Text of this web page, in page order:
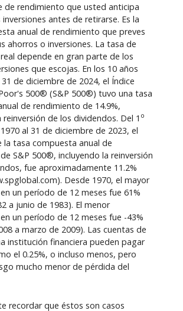
de rendimiento que usted anticipa
inversiones antes de retirarse. Es la
anual de rendimiento que preves
ahorros o inversiones. La tasa de
depende en gran parte de los
que escojas. En los 10 años
de diciembre de 2024, el Índice
500® (S&P 500®) tuvo una tasa
de rendimiento de 14.9%,
reinversión de los dividendos. Del 1 o
al 31 de diciembre de 2023, el
tasa compuesta anual de
S&P 500®, incluyendo la reinversión
fue aproximadamente 11.2%
Desde 1970, el mayor
un período de 12 meses fue 61%
a junio de 1983). El menor
un período de 12 meses fue -43%
a marzo de 2009). Las cuentas de
institución financiera pueden pagar
el 0.25%, o incluso menos, pero
mucho menor de pérdida del
recordar que éstos son casos